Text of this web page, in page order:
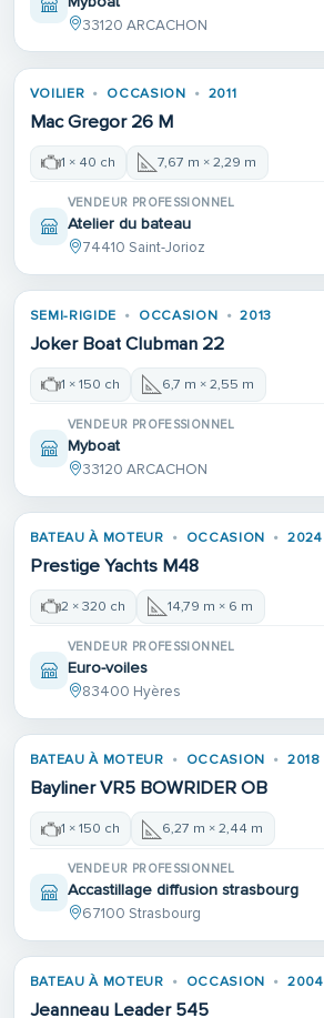
33120 ARCACHON
VOILIER OCCASION 2011
Mac Gregor 26 M
1 × 40 ch 7,67 m × 2,29 m
VENDEUR PROFESSIONNEL
Atelier du bateau
74410 Saint-Jorioz
SEMI-RIGIDE OCCASION 2013
Joker Boat Clubman 22
1 × 150 ch 6,7 m × 2,55 m
VENDEUR PROFESSIONNEL
Myboat
33120 ARCACHON
BATEAU À MOTEUR OCCASION 2024
Prestige Yachts M48
2 × 320 ch 14,79 m × 6 m
VENDEUR PROFESSIONNEL
Euro-voiles
83400 Hyères
BATEAU À MOTEUR OCCASION 2018
Bayliner VR5 BOWRIDER OB
1 × 150 ch 6,27 m × 2,44 m
VENDEUR PROFESSIONNEL
Accastillage diffusion strasbourg
67100 Strasbourg
BATEAU À MOTEUR OCCASION 2004
Jeanneau Leader 545